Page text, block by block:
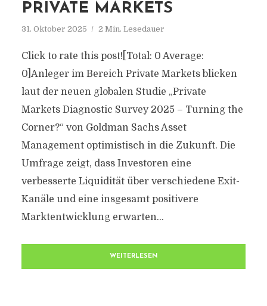
PRIVATE MARKETS
31. Oktober 2025 2 Min. Lesedauer
Click to rate this post![Total: 0 Average:
0]Anleger im Bereich Private Markets blicken
laut der neuen globalen Studie „Private
Markets Diagnostic Survey 2025 – Turning the
Corner?“ von Goldman Sachs Asset
Management optimistisch in die Zukunft. Die
Umfrage zeigt, dass Investoren eine
verbesserte Liquidität über verschiedene Exit-
Kanäle und eine insgesamt positivere
Marktentwicklung erwarten...
WEITERLESEN